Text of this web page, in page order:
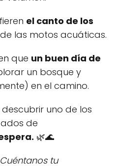
el canto de los
las motos acuáticas.
que un buen día de
un bosque y
en el camino.
uno de los
de
🌿🌊
tu